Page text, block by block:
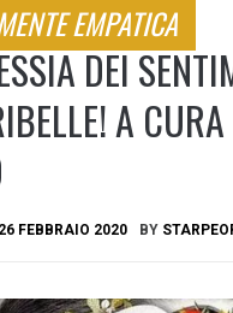
EMPATICA
DEI
A
26 FEBBRAIO 2020 BY